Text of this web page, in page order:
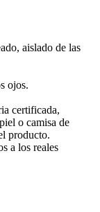
aislado de las
ojos.
certificada,
o camisa de
producto.
a los reales